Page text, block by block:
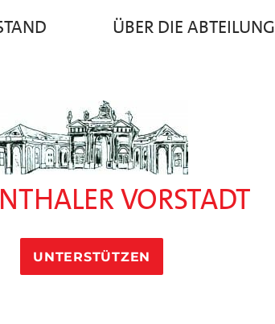
ÜBER DIE ABTEILUNG
VORSTADT
UNTERSTÜTZEN